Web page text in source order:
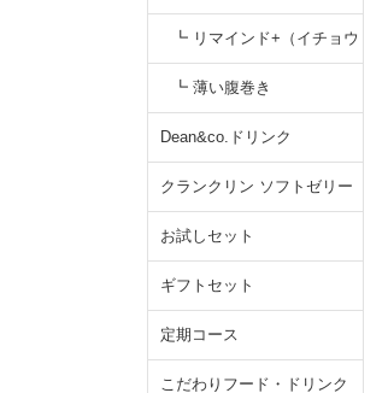
┗ リマインド+（イチョウ
葉サプリ）
┗ 薄い腹巻き
Dean&co.ドリンク
クランクリン ソフトゼリー
お試しセット
ギフトセット
定期コース
こだわりフード・ドリンク